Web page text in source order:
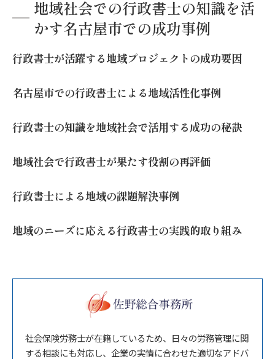
地域社会での行政書士の知識を活
かす名古屋市での成功事例
行政書士が活躍する地域プロジェクトの成功要因
名古屋市での行政書士による地域活性化事例
行政書士の知識を地域社会で活用する成功の秘訣
地域社会で行政書士が果たす役割の再評価
行政書士による地域の課題解決事例
地域のニーズに応える行政書士の実践的取り組み
社会保険労務士が在籍しているため、日々の労務管理に関
する相談にも対応し、企業の実情に合わせた適切なアドバ